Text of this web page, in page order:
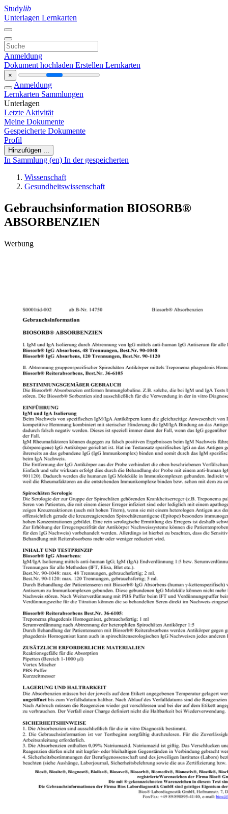
Studylib
Unterlagen Lernkarten
Anmeldung
Dokument hochladen Erstellen Lernkarten
×
Anmeldung
Lernkarten Sammlungen
Unterlagen
Letzte Aktivität
Meine Dokumente
Gespeicherte Dokumente
Profil
Hinzufügen ...
In Sammlung (en) In der gespeicherten
Wissenschaft
Gesundheitswissenschaft
Gebrauchsinformation BIOSORB®
ABSORBENZIEN
Werbung